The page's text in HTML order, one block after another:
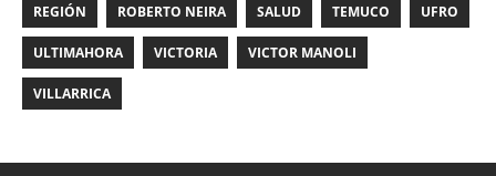
REGIÓN ROBERTO NEIRA SALUD TEMUCO UFRO
ULTIMAHORA VICTORIA VICTOR MANOLI
VILLARRICA